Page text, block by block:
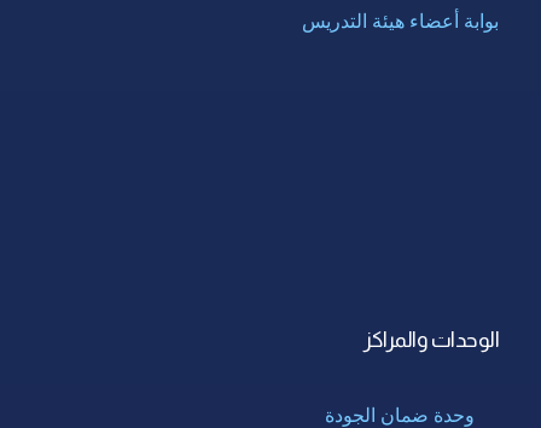
بوابة أعضاء هيئة التدريس
الوحدات والمراكز
وحدة ضمان الجودة